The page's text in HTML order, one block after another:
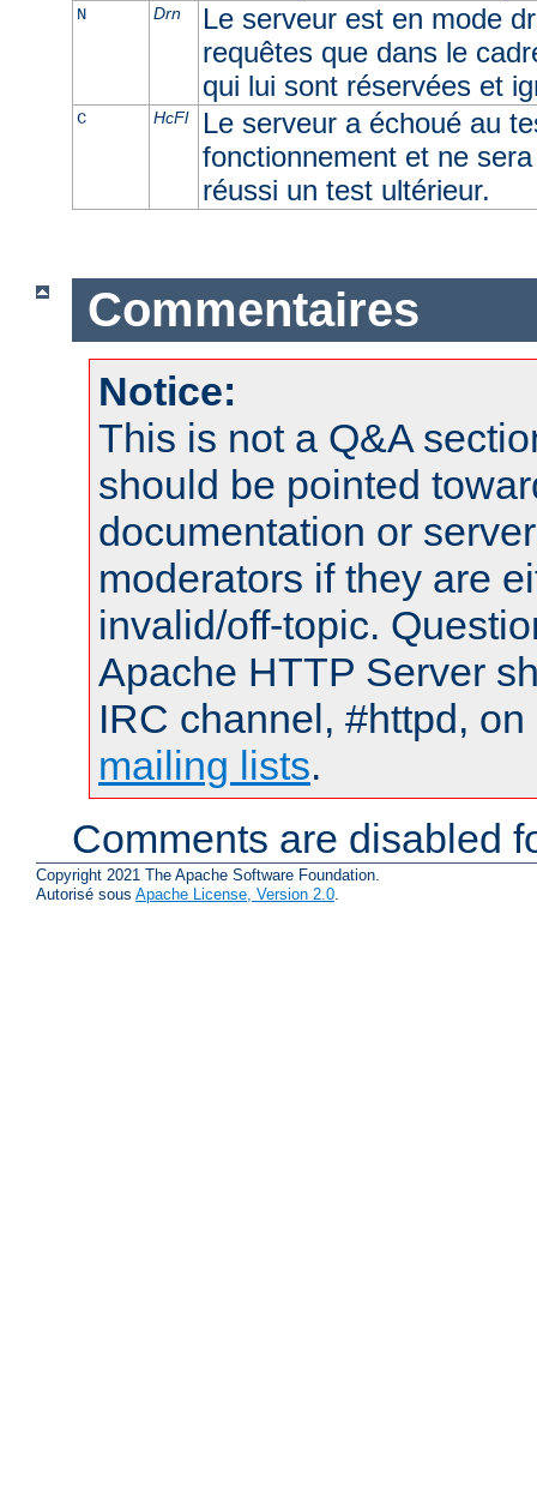
N Drn
Le serveur est en mode
requêtes que dans le
qui lui sont réservées et
C HcFl
Le serveur a échoué au
fonctionnement et ne
réussi un test ultérieur.
Commentaires
Notice:
This is not a Q&A
should be pointed
documentation or
moderators if they are
invalid/off-topic.
Apache HTTP Server
IRC channel, #httpd,
mailing lists.
Comments are disabled
Copyright 2021 The Apache Software Foundation.
Autorisé sous Apache License, Version 2.0.